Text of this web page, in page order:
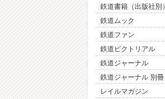
鉄道書籍（出版社別）
鉄道ムック
鉄道ファン
鉄道ピクトリアル
鉄道ジャーナル
鉄道ジャーナル 別冊
レイルマガジン